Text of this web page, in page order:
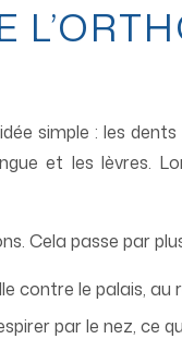
simple : les
et les lèvres.
Cela passe par
contre le palais,
par le nez, ce